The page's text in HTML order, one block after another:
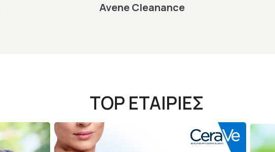
Avene Cleanance
TOP ΕΤΑΙΡΙΕΣ